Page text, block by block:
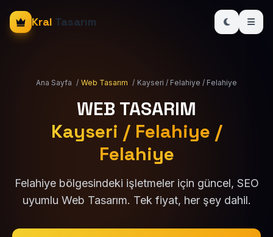
Kral Tasarım
Ana Sayfa / Web Tasarım / Kayseri / Felahiye / Felahiye
WEB TASARIM
Kayseri / Felahiye /
Felahiye
Felahiye bölgesindeki işletmeler için güncel, SEO
uyumlu Web Tasarım. Tek fiyat, her şey dahil.